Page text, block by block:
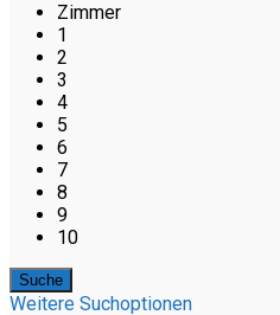
Zimmer
1
2
3
4
5
6
7
8
9
10
Weitere Suchoptionen